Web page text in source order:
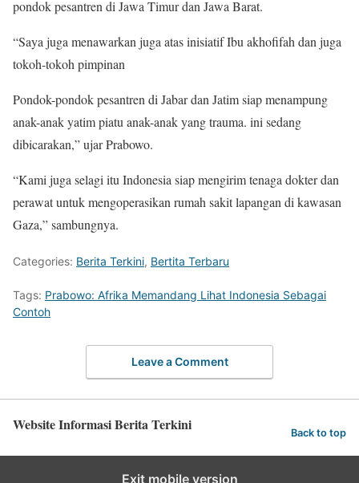
pondok pesantren di Jawa Timur dan Jawa Barat.
“Saya juga menawarkan juga atas inisiatif Ibu akhofifah dan juga
tokoh-tokoh pimpinan
Pondok-pondok pesantren di Jabar dan Jatim siap menampung
anak-anak yatim piatu anak-anak yang trauma. ini sedang
dibicarakan,” ujar Prabowo.
“Kami juga selagi itu Indonesia siap mengirim tenaga dokter dan
perawat untuk mengoperasikan rumah sakit lapangan di kawasan
Gaza,” sambungnya.
Categories: Berita Terkini, Bertita Terbaru
Tags: Prabowo: Afrika Memandang Lihat Indonesia Sebagai
Contoh
Leave a Comment
Website Informasi Berita Terkini Back to top
Exit mobile version